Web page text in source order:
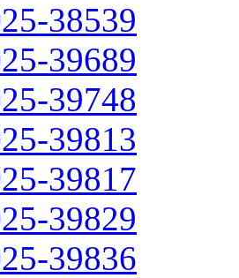
38539
39689
39748
39813
39817
39829
39836